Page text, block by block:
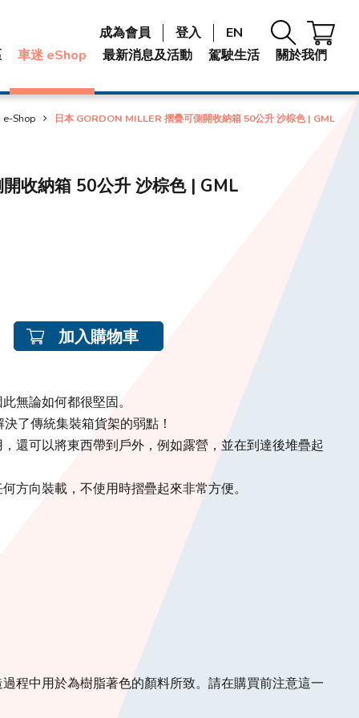
車迷 eShop 最新消息及活動 駕駛生活 關於我們
成為會員 登入 EN
e-Shop 日本 GORDON MILLER 摺疊可側開收納箱 50公升 沙棕色 | GML
收納箱 50公升 沙棕色 | GML
加入購物車
無論如何都很堅固。
了傳統集裝箱貨架的弱點！
還可以將東西帶到戶外，例如露營，並在到達後堆疊起
方向裝載，不使用時摺疊起來非常方便。
程中用於為樹脂著色的顏料所致。請在購買前注意這一